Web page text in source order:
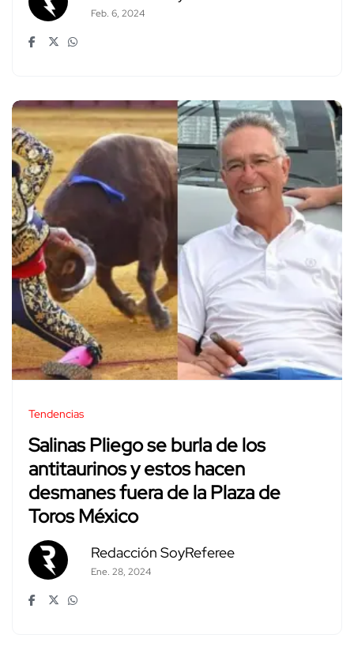
Feb. 6, 2024
Tendencias
Salinas Pliego se burla de los
antitaurinos y estos hacen
desmanes fuera de la Plaza de
Toros México
Redacción SoyReferee
Ene. 28, 2024